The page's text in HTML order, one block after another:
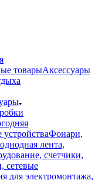
товарыАксессуары
Фонари,
лента,
счетчики,
сетевые
для электромонтажа,